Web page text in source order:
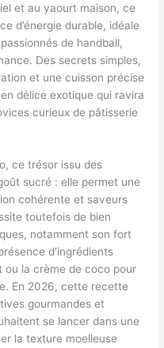
et au yaourt maison, ce
d’énergie durable, idéale
de handball,
Des secrets simples,
et une cuisson précise
délice exotique qui ravira
curieux de pâtisserie
ce trésor issu des
sucré : elle permet une
cohérente et saveurs
toutefois de bien
notamment son fort
d’ingrédients
ou la crème de coco pour
En 2026, cette recette
gourmandes et
se lancer dans une
la texture moelleuse